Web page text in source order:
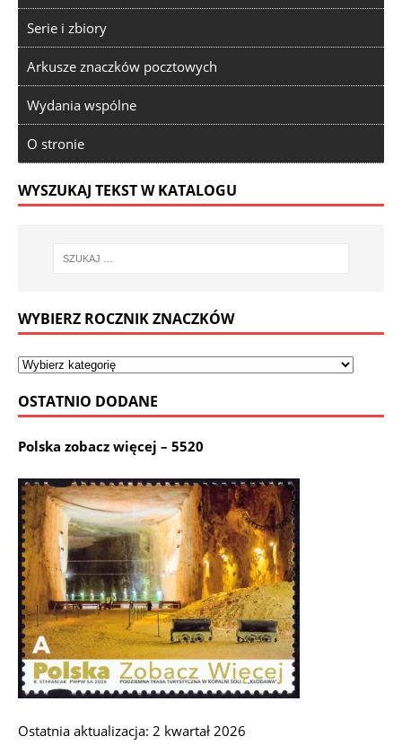
Serie i zbiory
Arkusze znaczków pocztowych
Wydania wspólne
O stronie
WYSZUKAJ TEKST W KATALOGU
WYBIERZ ROCZNIK ZNACZKÓW
OSTATNIO DODANE
Polska zobacz więcej – 5520
Ostatnia aktualizacja: 2 kwartał 2026